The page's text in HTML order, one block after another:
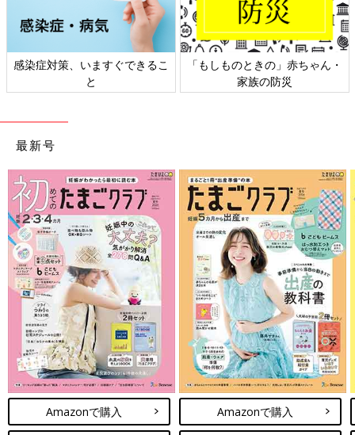
チリあるんですよ、クラス替え。
でも、いつも一緒に登降園しているお友だちは同じクラスになれ
たので、ホッと一安心♪
…じゃ、なかったー！！！めちゃめちゃ泣いてる！！
は引っぱっても動かないぞ！
昨年よりもレベルアップした登園拒否により、不安を抱えたまま
スタートした新年度。
この先どうなることかと心配でしたが、日に日に慣れてきたのか
少しずつ抵抗も弱くなり、今では「ようちえんいかない。」と言
いながらも笑顔でちゃんと通えるようになりました！
よかった～(涙)
一緒に遊ぶのは年少さんで同じクラスだった子ばかりみたいです
が、そのうち新しいお友だちの名前も次女から聞けるといいな♪
次回に続く。
・[10年ぶりに出産しました]記事一覧
・たまひよONLINEの育児マンガ一覧はこちら
感染症対策、いますぐできるこ
と
「もしものときの」赤ちゃん・
家族の防災
最新号
Amazonで購入 Amazonで購入